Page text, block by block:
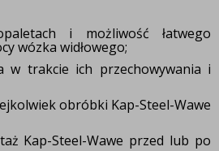
i możliwość łatwego
wózka widłowego;
w trakcie ich przechowywania i
obróbki Kap-Steel-Wawe
Kap-Steel-Wawe przed lub po